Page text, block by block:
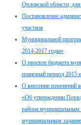
Орловской области,
Постановление
участков
Муниципальной
2014-2017 годы»
О проекте бюджета
плановый период 2015
О внесении изменений
«Об утверждении
района муниципальным
муниципальным